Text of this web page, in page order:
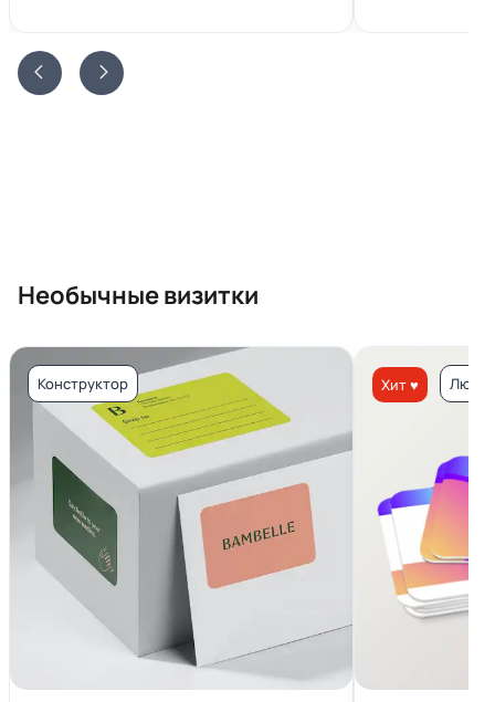
Необычные визитки
Конструктор Хит ♥ Люкс